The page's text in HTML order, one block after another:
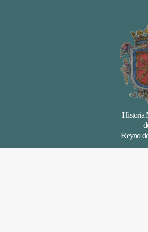
Historia
Reyno